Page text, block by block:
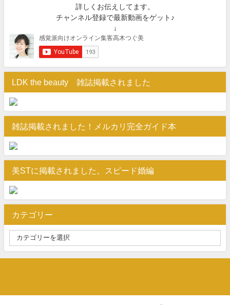
詳しくお伝えしてます。
チャンネル登録で最新動画をゲット♪
↓
LDK the beauty 雑誌掲載されました
雑誌掲載されました！メルカリ完全ガイド本
美STに掲載されました。スピード婚編
カテゴリー